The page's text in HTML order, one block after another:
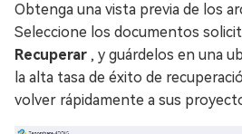
Obtenga una vista previa de los
Seleccione los documentos
Recuperar , y guárdelos en una
la alta tasa de éxito de
volver rápidamente a sus